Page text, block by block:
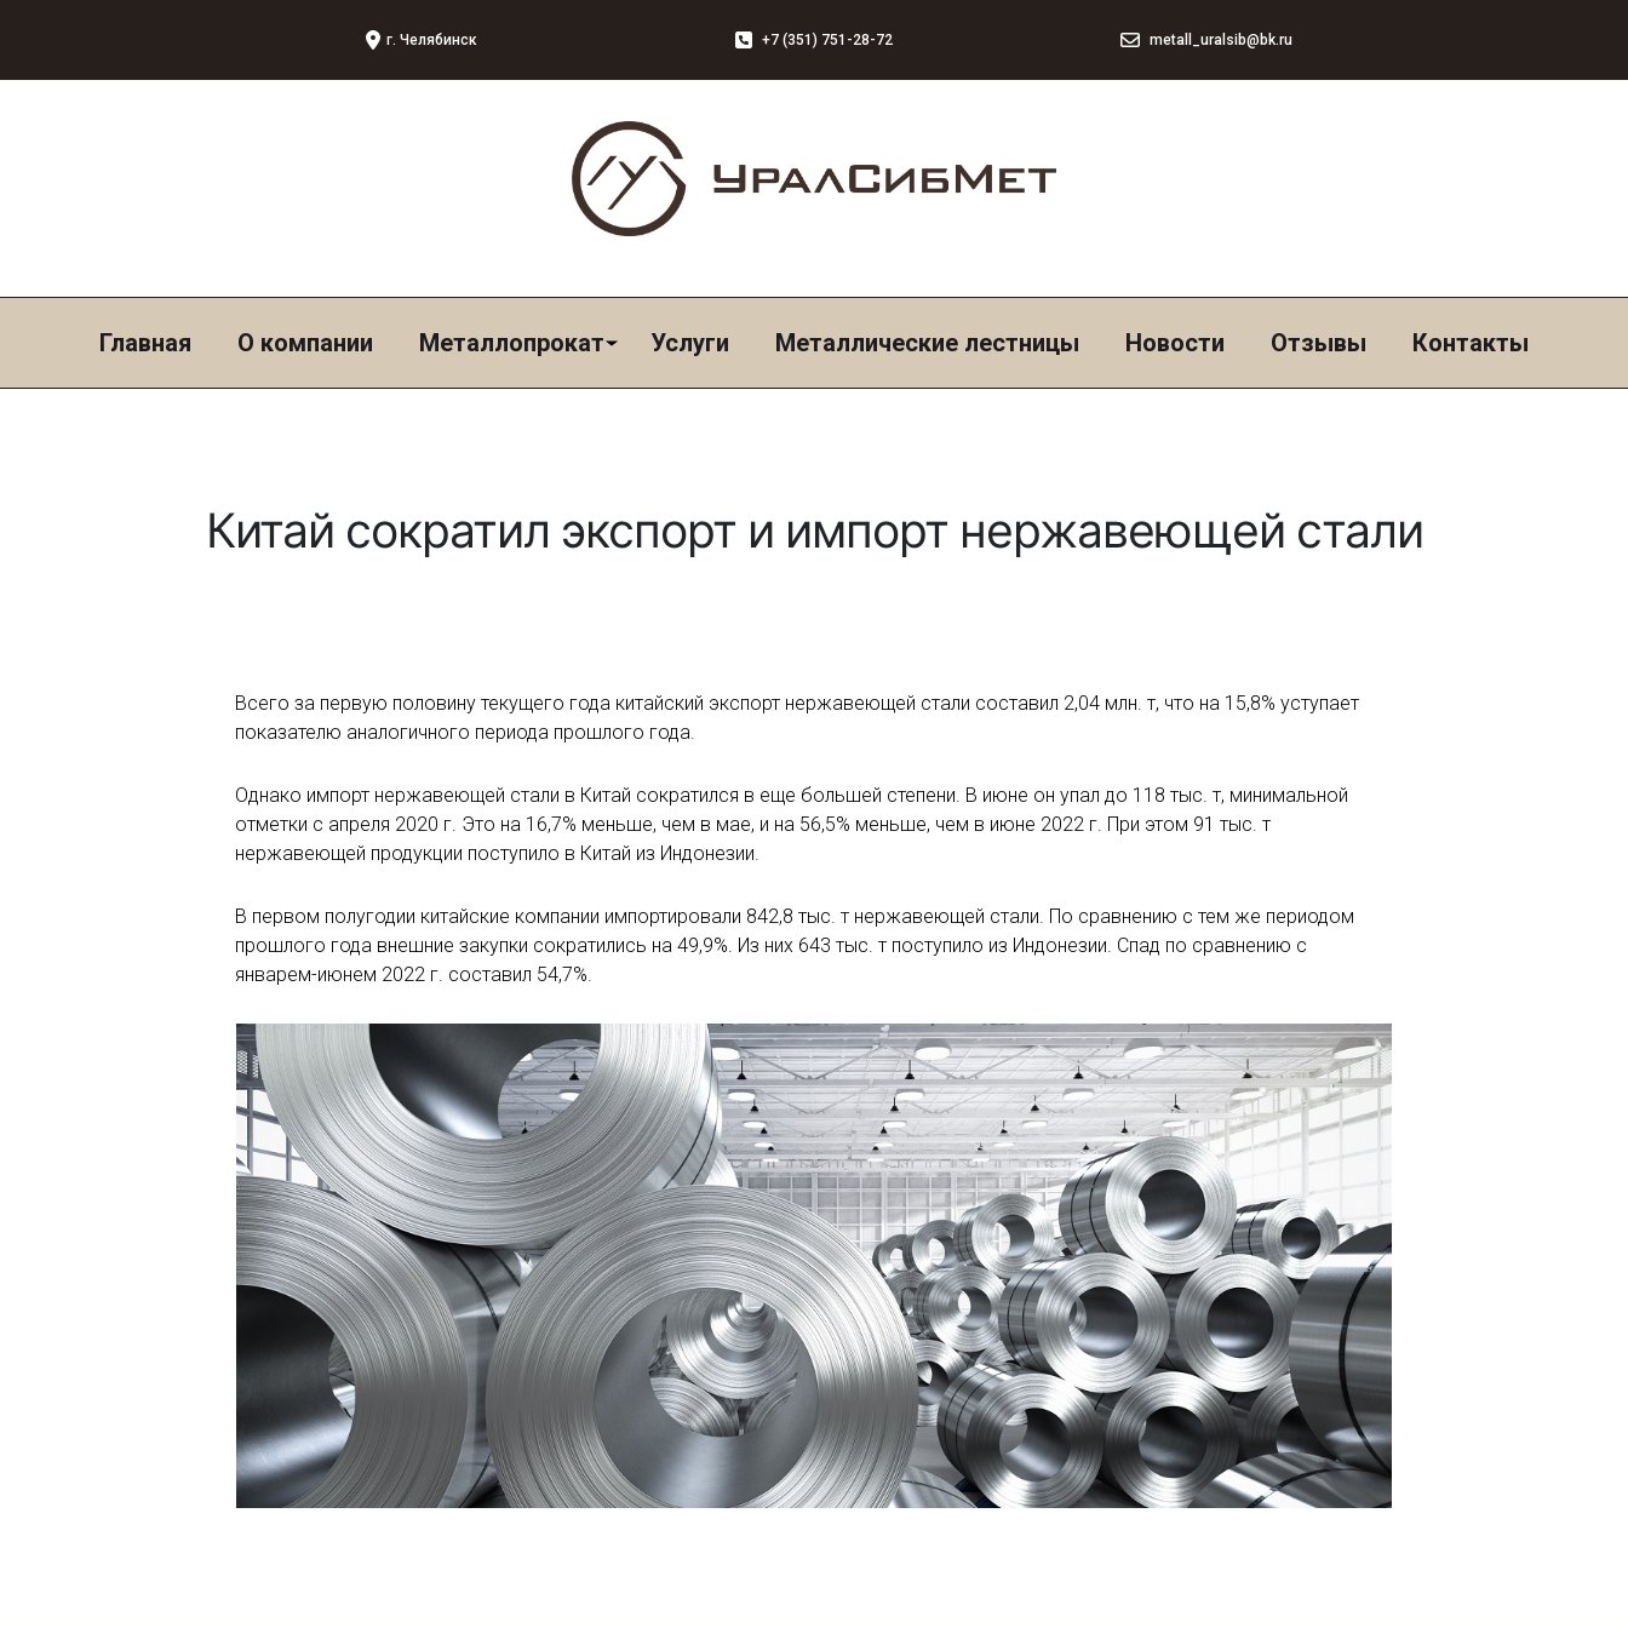
г. Челябинск +7 (351) 751-28-72 metall_uralsib@bk.ru
Главная О компании Металлопрокат Услуги Металлические лестницы Новости Отзывы Контакты
Китай сократил экспорт и импорт нержавеющей стали
Всего за первую половину текущего года китайский экспорт нержавеющей стали составил 2,04 млн. т, что на 15,8% уступает
показателю аналогичного периода прошлого года.
Однако импорт нержавеющей стали в Китай сократился в еще большей степени. В июне он упал до 118 тыс. т, минимальной
отметки с апреля 2020 г. Это на 16,7% меньше, чем в мае, и на 56,5% меньше, чем в июне 2022 г. При этом 91 тыс. т
нержавеющей продукции поступило в Китай из Индонезии.
В первом полугодии китайские компании импортировали 842,8 тыс. т нержавеющей стали. По сравнению с тем же периодом
прошлого года внешние закупки сократились на 49,9%. Из них 643 тыс. т поступило из Индонезии. Спад по сравнению с
январем-июнем 2022 г. составил 54,7%.